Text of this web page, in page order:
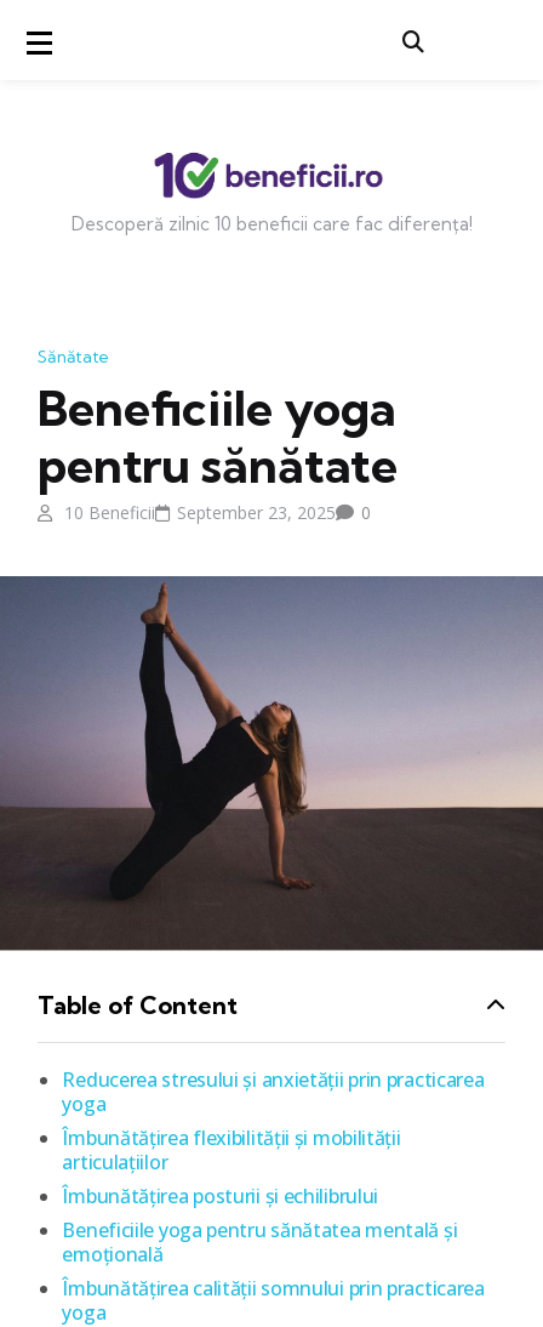
Descoperă zilnic 10 beneficii care fac diferența!
Sănătate
Beneficiile yoga
pentru sănătate
10 Beneficii September 23, 2025 0
Table of Content
Reducerea stresului și anxietății prin practicarea
yoga
Îmbunătățirea flexibilității și mobilității
articulațiilor
Îmbunătățirea posturii și echilibrului
Beneficiile yoga pentru sănătatea mentală și
emoțională
Îmbunătățirea calității somnului prin practicarea
yoga